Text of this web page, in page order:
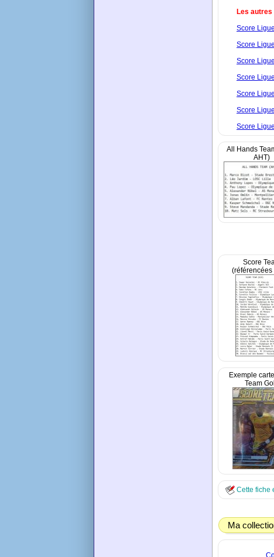
Les
Score
Score
Score
Score
Score
Score
Score
All Hands
AHT)
Score
(référencées
Exemple
Team
Cette fiche
Ma